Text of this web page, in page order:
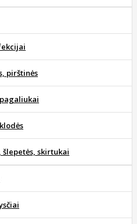
pirštinės
skirtukai